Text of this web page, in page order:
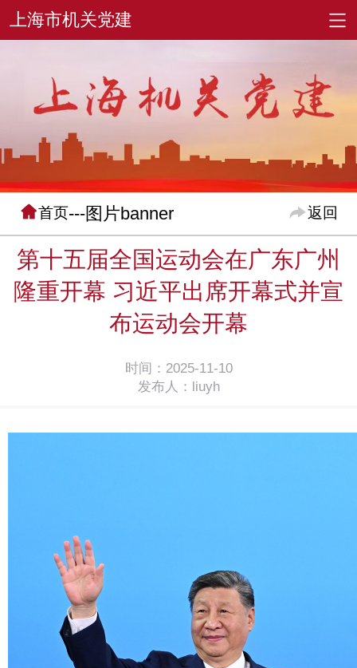
首页---图片banner 返回
第十五届全国运动会在广东广州
隆重开幕 习近平出席开幕式并宣
布运动会开幕
时间：2025-11-10
发布人：liuyh